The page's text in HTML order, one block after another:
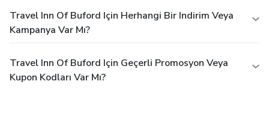
Travel Inn Of Buford Için Herhangi Bir Indirim Veya
Kampanya Var Mı?
Travel Inn Of Buford Için Geçerli Promosyon Veya
Kupon Kodları Var Mı?